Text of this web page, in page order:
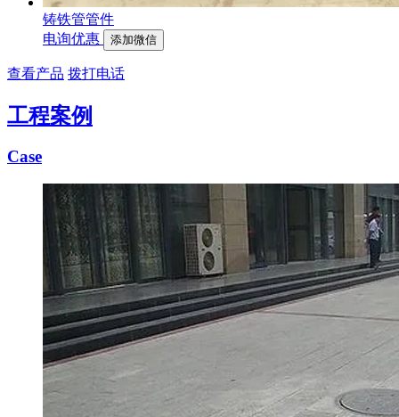
铸铁管管件
电询优惠
添加微信
查看产品 拨打电话
工程案例
Case